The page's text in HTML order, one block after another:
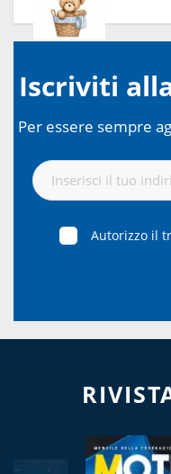
Iscriviti
Per essere sempre
Autorizzo il